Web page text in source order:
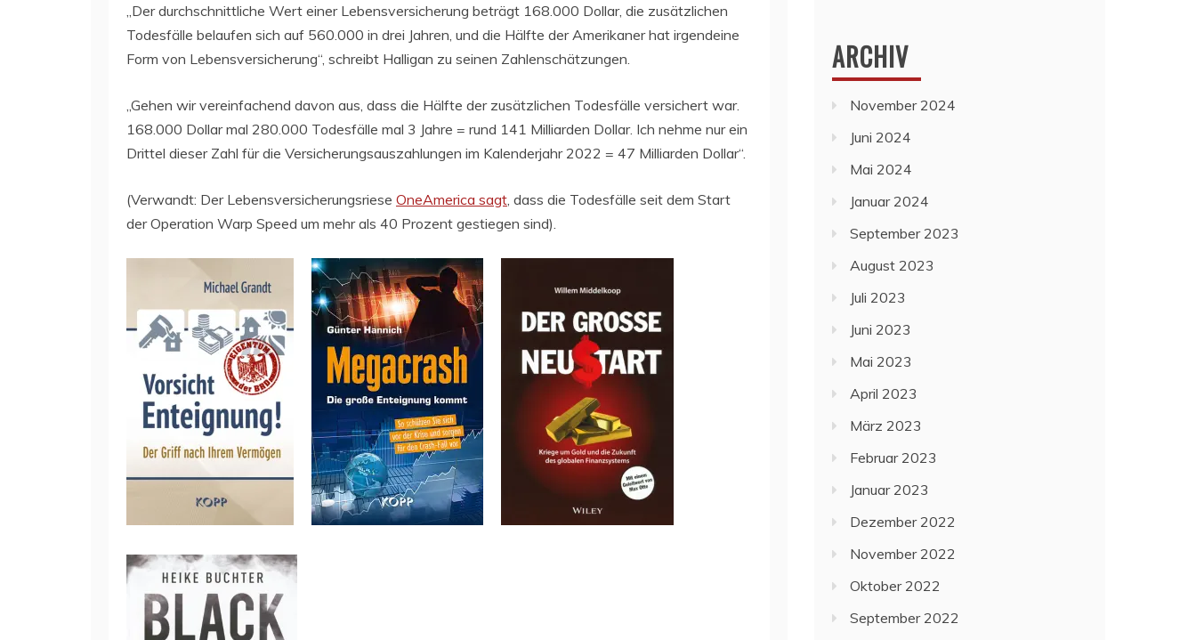
„Der durchschnittliche Wert einer Lebensversicherung beträgt 168.000 Dollar, die zusätzlichen
Todesfälle belaufen sich auf 560.000 in drei Jahren, und die Hälfte der Amerikaner hat irgendeine
Form von Lebensversicherung“, schreibt Halligan zu seinen Zahlenschätzungen.
„Gehen wir vereinfachend davon aus, dass die Hälfte der zusätzlichen Todesfälle versichert war.
168.000 Dollar mal 280.000 Todesfälle mal 3 Jahre = rund 141 Milliarden Dollar. Ich nehme nur ein
Drittel dieser Zahl für die Versicherungsauszahlungen im Kalenderjahr 2022 = 47 Milliarden Dollar“.
(Verwandt: Der Lebensversicherungsriese OneAmerica sagt , dass die Todesfälle seit dem Start
der Operation Warp Speed um mehr als 40 Prozent gestiegen sind).
ARCHIV
November 2024
Juni 2024
Mai 2024
Januar 2024
September 2023
August 2023
Juli 2023
Juni 2023
Mai 2023
April 2023
März 2023
Februar 2023
Januar 2023
Dezember 2022
November 2022
Oktober 2022
September 2022